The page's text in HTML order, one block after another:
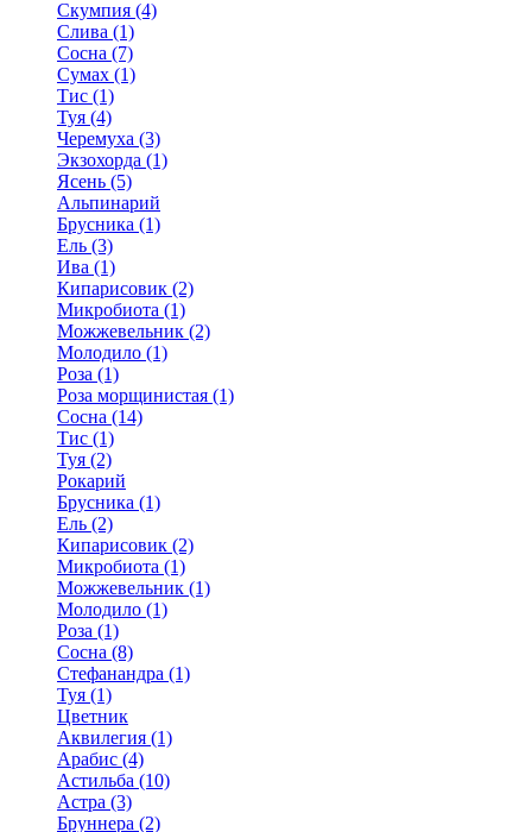
Скумпия (4)
Слива (1)
Сосна (7)
Сумах (1)
Тис (1)
Туя (4)
Черемуха (3)
Экзохорда (1)
Ясень (5)
Альпинарий
Брусника (1)
Ель (3)
Ива (1)
Кипарисовик (2)
Микробиота (1)
Можжевельник (2)
Молодило (1)
Роза (1)
Роза морщинистая (1)
Сосна (14)
Тис (1)
Туя (2)
Рокарий
Брусника (1)
Ель (2)
Кипарисовик (2)
Микробиота (1)
Можжевельник (1)
Молодило (1)
Роза (1)
Сосна (8)
Стефанандра (1)
Туя (1)
Цветник
Аквилегия (1)
Арабис (4)
Астильба (10)
Астра (3)
Бруннера (2)